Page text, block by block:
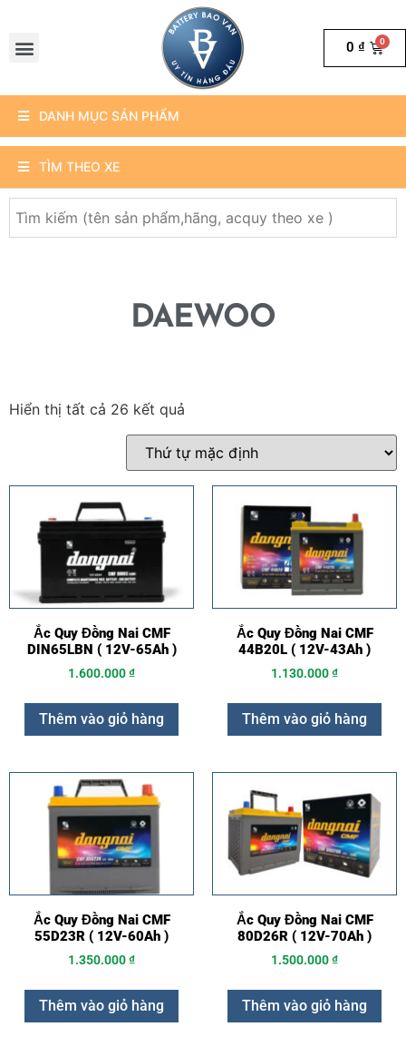
0 ₫
DANH MỤC SẢN PHẨM
TÌM THEO XE
DAEWOO
Hiển thị tất cả 26 kết quả
Ắc Quy Đồng Nai CMF
DIN65LBN ( 12V-65Ah )
1.600.000₫
Thêm vào giỏ hàng
Ắc Quy Đồng Nai CMF
44B20L ( 12V-43Ah )
1.130.000₫
Thêm vào giỏ hàng
Ắc Quy Đồng Nai CMF
55D23R ( 12V-60Ah )
1.350.000₫
Thêm vào giỏ hàng
Ắc Quy Đồng Nai CMF
80D26R ( 12V-70Ah )
1.500.000₫
Thêm vào giỏ hàng